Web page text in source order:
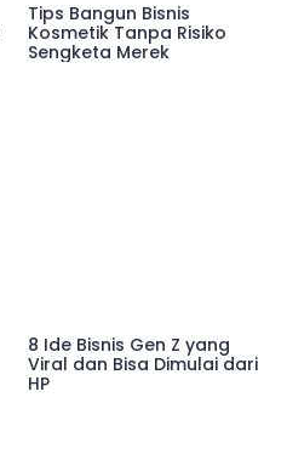
Tips Bangun Bisnis
Kosmetik Tanpa Risiko
Sengketa Merek
8 Ide Bisnis Gen Z yang
Viral dan Bisa Dimulai dari
HP